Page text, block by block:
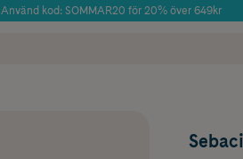
Använd kod: SOMMAR20 för 20% över 649kr